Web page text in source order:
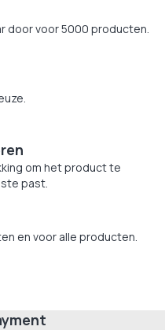
door voor 5000 producten.
om het product te
past.
en voor alle producten.